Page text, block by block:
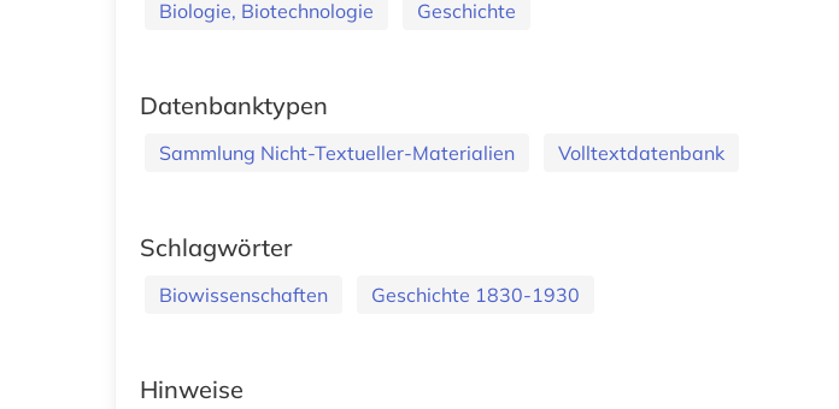
Biologie, Biotechnologie Geschichte
Datenbanktypen
Sammlung Nicht-Textueller-Materialien Volltextdatenbank
Schlagwörter
Biowissenschaften Geschichte 1830-1930
Hinweise